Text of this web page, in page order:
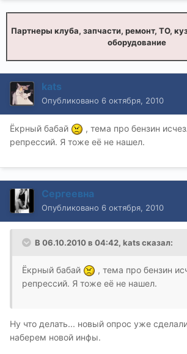
Партнеры клуба, запчасти, ремонт, ТО,
оборудование
kats
Опубликовано 6 октября, 2010
Ёкрный бабай
, тема про бензин
репрессий. Я тоже её не нашел.
Сергеевна
Опубликовано 6 октября, 2010
В 06.10.2010 в 04:42, kats сказал:
Ёкрный бабай
, тема про бензин
репрессий. Я тоже её не нашел.
Ну что делать... новый опрос уже
наберем новой инфы.